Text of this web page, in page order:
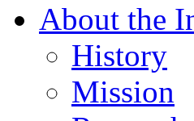
About the
History
Mission